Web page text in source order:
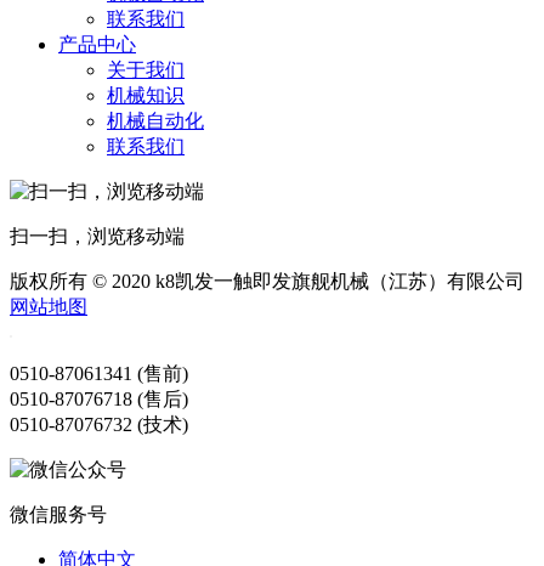
联系我们
产品中心
关于我们
机械知识
机械自动化
联系我们
扫一扫，浏览移动端
版权所有 © 2020 k8凯发一触即发旗舰机械（江苏）有限公司
网站地图
0510-87061341 (售前)
0510-87076718 (售后)
0510-87076732 (技术)
微信服务号
简体中文